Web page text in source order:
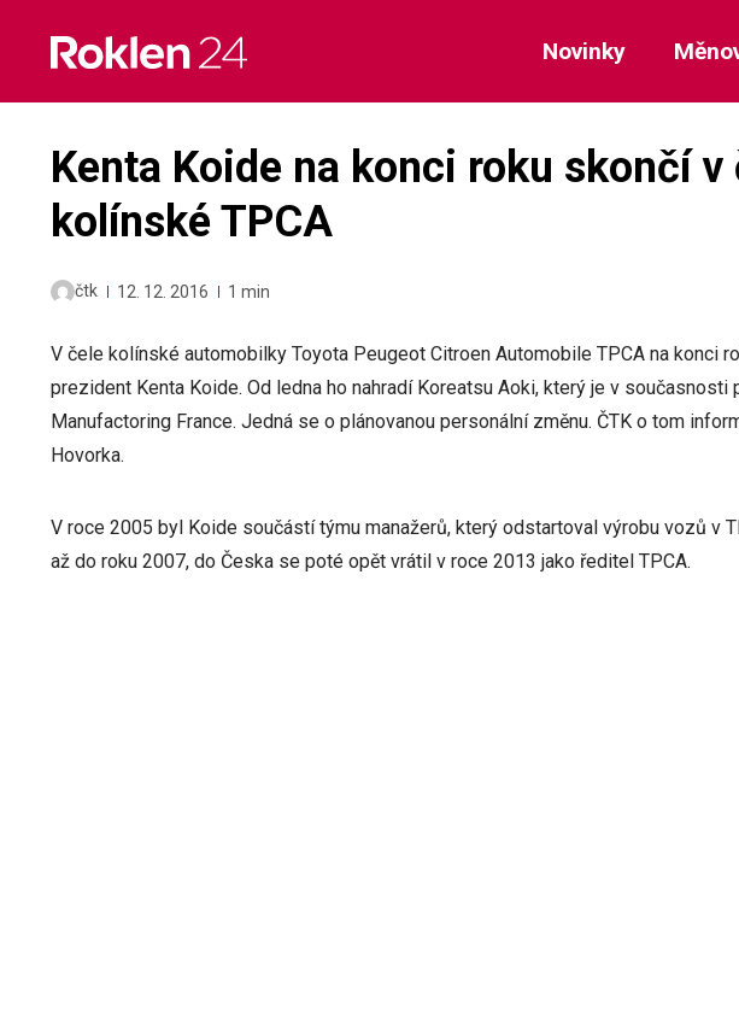
content
Novinky
Kenta Koide na konci roku skončí v
kolínské TPCA
čtk 12. 12. 2016 1 min
V čele kolínské automobilky Toyota Peugeot Citroen Automobile TPCA na konci
prezident Kenta Koide. Od ledna ho nahradí Koreatsu Aoki, který je v
Manufactoring France. Jedná se o plánovanou personální změnu. ČTK o tom
Hovorka.
V roce 2005 byl Koide součástí týmu manažerů, který odstartoval výrobu vozů v
až do roku 2007, do Česka se poté opět vrátil v roce 2013 jako ředitel TPCA.